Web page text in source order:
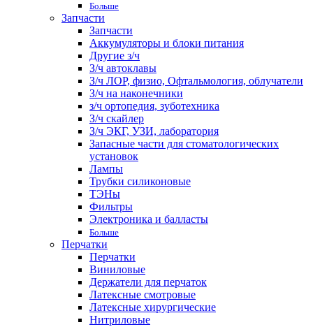
Больше
Запчасти
Запчасти
Аккумуляторы и блоки питания
Другие з/ч
З/ч автоклавы
З/ч ЛОР, физио, Офтальмология, облучатели
З/ч на наконечники
з/ч ортопедия, зуботехника
З/ч скайлер
З/ч ЭКГ, УЗИ, лаборатория
Запасные части для стоматологических
установок
Лампы
Трубки силиконовые
ТЭНы
Фильтры
Электроника и балласты
Больше
Перчатки
Перчатки
Виниловые
Держатели для перчаток
Латексные смотровые
Латексные хирургические
Нитриловые